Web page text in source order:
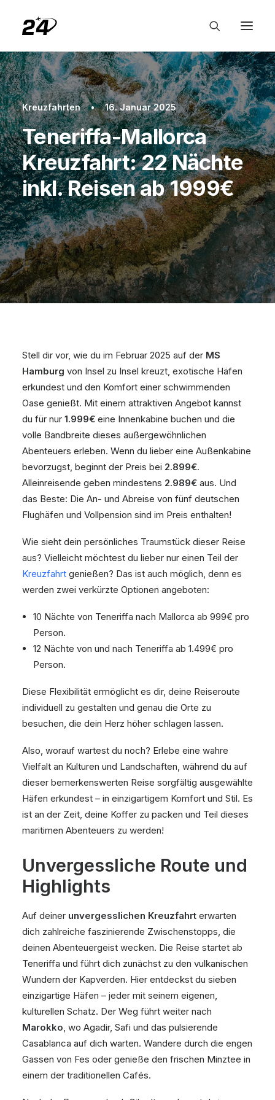
Kreuzfahrten • 16. Januar 2025
Teneriffa-Mallorca
Kreuzfahrt: 22 Nächte
inkl. Reisen ab 1999€
Stell dir vor, wie du im Februar 2025 auf der MS
Hamburg von Insel zu Insel kreuzt, exotische Häfen
erkundest und den Komfort einer schwimmenden
Oase genießt. Mit einem attraktiven Angebot kannst
du für nur 1.999€ eine Innenkabine buchen und die
volle Bandbreite dieses außergewöhnlichen
Abenteuers erleben. Wenn du lieber eine Außenkabine
bevorzugst, beginnt der Preis bei 2.899€.
Alleinreisende geben mindestens 2.989€ aus. Und
das Beste: Die An- und Abreise von fünf deutschen
Flughäfen und Vollpension sind im Preis enthalten!
Wie sieht dein persönliches Traumstück dieser Reise
aus? Vielleicht möchtest du lieber nur einen Teil der
Kreuzfahrt genießen? Das ist auch möglich, denn es
werden zwei verkürzte Optionen angeboten:
10 Nächte von Teneriffa nach Mallorca ab 999€ pro
Person.
12 Nächte von und nach Teneriffa ab 1.499€ pro
Person.
Diese Flexibilität ermöglicht es dir, deine Reiseroute
individuell zu gestalten und genau die Orte zu
besuchen, die dein Herz höher schlagen lassen.
Also, worauf wartest du noch? Erlebe eine wahre
Vielfalt an Kulturen und Landschaften, während du auf
dieser bemerkenswerten Reise sorgfältig ausgewählte
Häfen erkundest – in einzigartigem Komfort und Stil. Es
ist an der Zeit, deine Koffer zu packen und Teil dieses
maritimen Abenteuers zu werden!
Unvergessliche Route und
Highlights
Auf deiner unvergesslichen Kreuzfahrt erwarten
dich zahlreiche faszinierende Zwischenstopps, die
deinen Abenteuergeist wecken. Die Reise startet ab
Teneriffa und führt dich zunächst zu den vulkanischen
Wundern der Kapverden. Hier entdeckst du sieben
einzigartige Häfen – jeder mit seinem eigenen,
kulturellen Schatz. Der Weg führt weiter nach
Marokko, wo Agadir, Safi und das pulsierende
Casablanca auf dich warten. Wandere durch die engen
Gassen von Fes oder genieße den frischen Minztee in
einem der traditionellen Cafés.